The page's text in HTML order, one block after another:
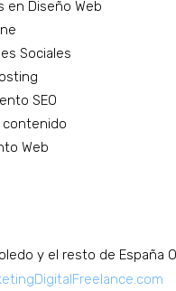
en Diseño Web
Sociales
SEO
contenido
Web
y el resto de España